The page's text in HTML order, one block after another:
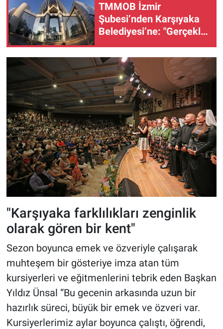
TMMOB İzmir
Şubesi’nden Karşıyaka
Belediyesi’ne: "Gerçekler
"Karşıyaka farklılıkları zenginlik
olarak gören bir kent"
Sezon boyunca emek ve özveriyle çalışarak
muhteşem bir gösteriye imza atan tüm
kursiyerleri ve eğitmenlerini tebrik eden Başkan
Yıldız Ünsal “Bu gecenin arkasında uzun bir
hazırlık süreci, büyük bir emek ve özveri var.
Kursiyerlerimiz aylar boyunca çalıştı, öğrendi,